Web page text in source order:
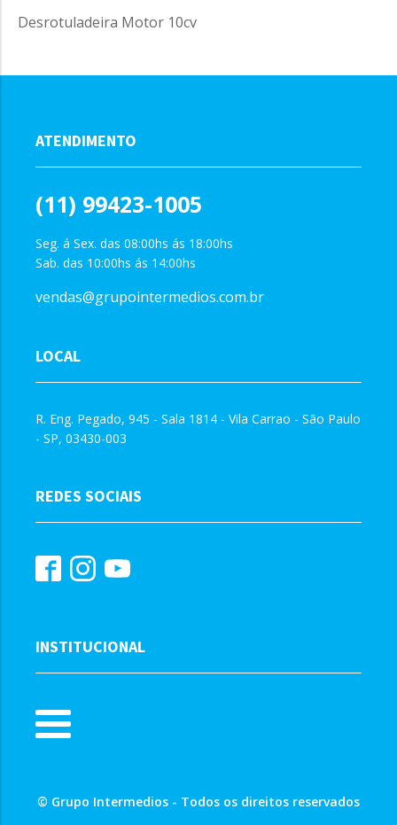
Desrotuladeira Motor 10cv
ATENDIMENTO
(11) 99423-1005
Seg. á Sex. das 08:00hs ás 18:00hs
Sab. das 10:00hs ás 14:00hs
vendas@grupointermedios.com.br
LOCAL
R. Eng. Pegado, 945 - Sala 1814 - Vila Carrao - São Paulo
- SP, 03430-003
REDES SOCIAIS
INSTITUCIONAL
© Grupo Intermedios - Todos os direitos reservados